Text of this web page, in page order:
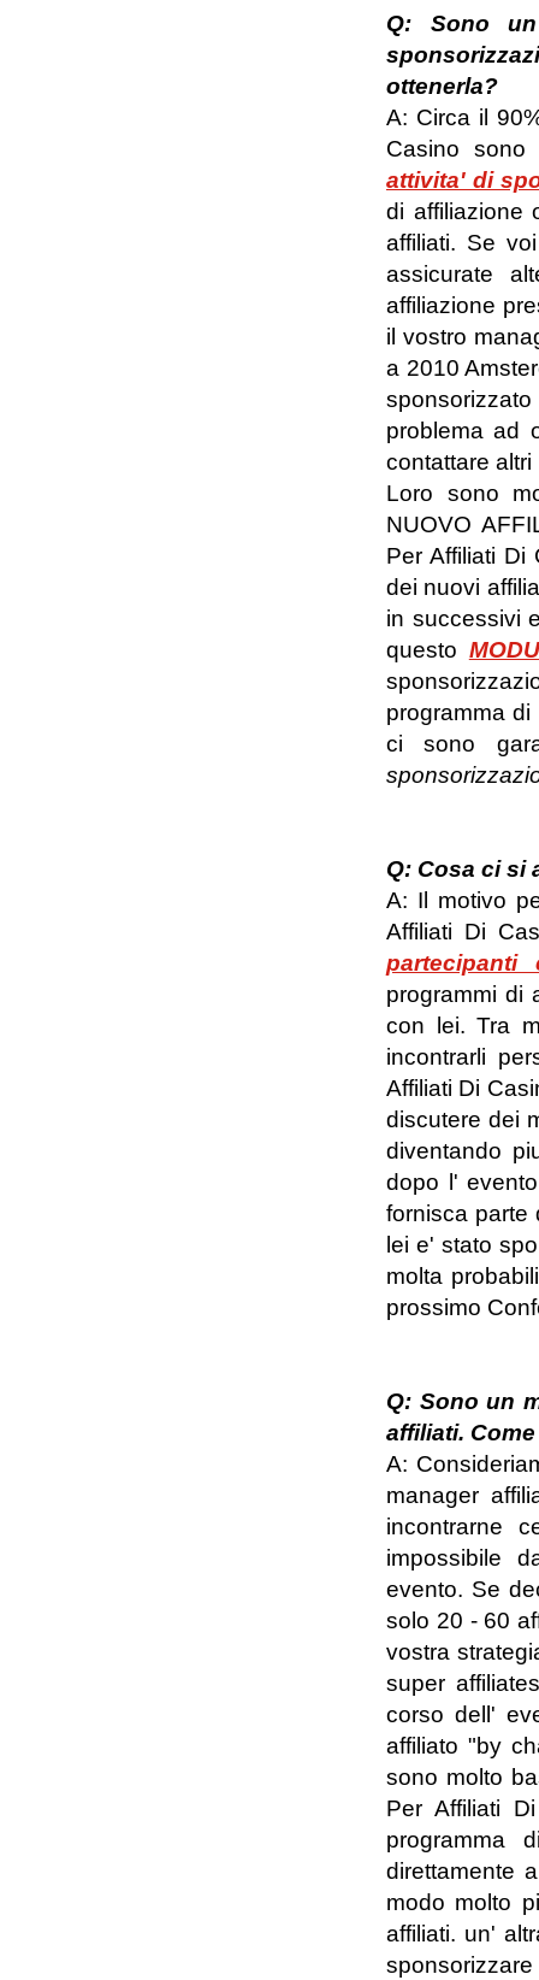
Q: Sono
ottenerla?
A: Circa il
Casino
attivita' di
di affiliazione
affiliati. Se
assicurate
affiliazione
il vostro
a 2010
problema ad
contattare
Loro sono
NUOVO
Per Affiliati Di
dei nuovi
in successivi
questo
programma
ci sono
Q: Cosa ci si
A: Il motivo
Affiliati Di
programmi di
con lei. Tra
incontrarli
Affiliati Di
discutere dei
diventando
dopo l'
fornisca parte
lei e' stato
molta
prossimo
Q: Sono un
affiliati.
A:
manager
incontrarne
impossibile
evento. Se
solo 20 - 60
vostra
super
corso dell'
affiliato "by
sono molto
Per Affiliati
programma
direttamente
modo molto
affiliati. un'